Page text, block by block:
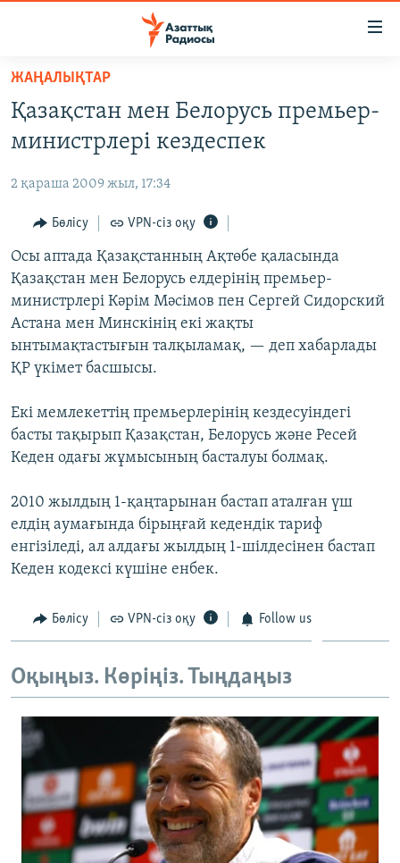
Skip
main
content
to
Navigation
Skip
to
Search
САЯСАТ
AZATTYQTV
ҚАҢТАР ОҚИҒАСЫ
АДАМ ҚҰҚЫҚТАРЫ
ӘЛЕУМЕТ
ӘЛЕМ
АРНАЙЫ ЖОБАЛАР
Русский
ЖАЗЫЛЫҢЫЗ
Басқа тілдерде
ЖАҢАЛЫҚТАР
Қазақстан мен Белорусь премьер-
министрлері кездеспек
2 қараша 2009 жыл, 17:34
Бөлісу VPN-сіз оқу
Осы аптада Қазақстанның Ақтөбе қаласында
Қазақстан мен Белорусь елдерінің премьер-
министрлері Кәрім Мәсімов пен Сергей Сидорский
Астана мен Минскінің екі жақты
ынтымақтастығын талқыламақ, — деп хабарлады
ҚР үкімет басшысы.
Екі мемлекеттің премьерлерінің кездесуіндегі
басты тақырып Қазақстан, Белорусь және Ресей
Кеден одағы жұмысының басталуы болмақ.
2010 жылдың 1-қаңтарынан бастап аталған үш
елдің аумағында бірыңғай кедендік тариф
енгізіледі, ал алдағы жылдың 1-шілдесінен бастап
Кеден кодексі күшіне енбек.
Бөлісу VPN-сіз оқу Follow us
Оқыңыз. Көріңіз. Тыңдаңыз